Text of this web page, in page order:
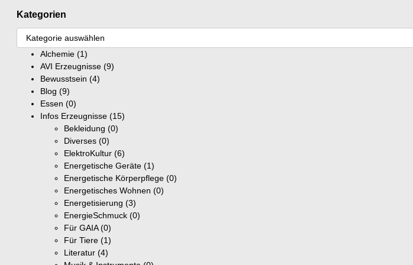
Kategorien
Alchemie (1)
AVI Erzeugnisse (9)
Bewusstsein (4)
Blog (9)
Essen (0)
Infos Erzeugnisse (15)
Bekleidung (0)
Diverses (0)
ElektroKultur (6)
Energetische Geräte (1)
Energetische Körperpflege (0)
Energetisches Wohnen (0)
Energetisierung (3)
EnergieSchmuck (0)
Für GAIA(0)
Für Tiere (1)
Literatur (4)